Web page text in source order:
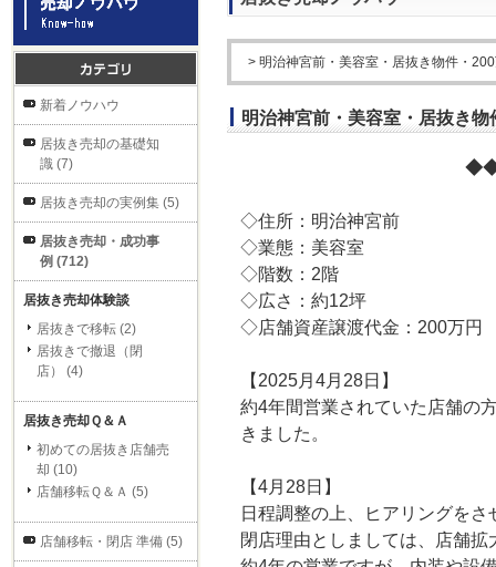
> 明治神宮前・美容室・居抜き物件・
明治神宮前・美容室・居抜き
◇住所：明治神宮前
◇業態：美容室
◇階数：2階
◇広さ：約12坪
◇店舗資産譲渡代金：200万円
【2025月4月28日】
約4年間営業されていた店舗の
きました。
【4月28日】
日程調整の上、ヒアリングをさ
閉店理由としましては、店舗
新着ノウハウ
居抜き売却の基礎知
識 (7)
居抜き売却の実例集 (5)
居抜き売却・成功事
例 (712)
居抜き売却体験談
居抜きで移転 (2)
居抜きで撤退（閉
店） (4)
居抜き売却Ｑ＆Ａ
初めての居抜き店舗売
却 (10)
店舗移転Ｑ＆Ａ (5)
店舗移転・閉店 準備 (5)